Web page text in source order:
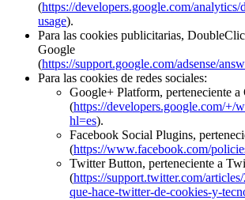
(https://developers.google.com/
usage).
Para las cookies publicitarias,
Google
(https://support.google.com/adsense/
Para las cookies de redes sociales:
Google+ Platform, perteneciente a
(https://developers.google.com/+/
hl=es).
Facebook Social Plugins,
(https://www.facebook.com/
Twitter Button, perteneciente a
(https://support.twitter.com/
que-hace-twitter-de-cookies-y-